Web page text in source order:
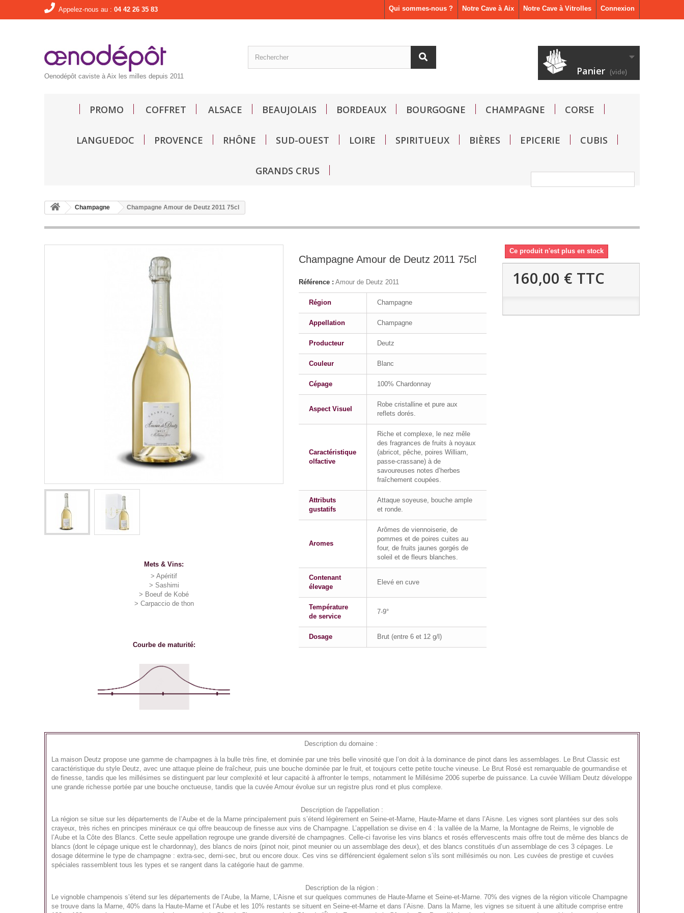
Connexion
Notre Cave à Vitrolles
Notre Cave à Aix
Qui sommes-nous ?
Appelez-nous au : 04 42 26 35 83
Oenodépôt caviste à Aix les milles depuis 2011 Panier (vide)
PROMO COFFRET ALSACE BEAUJOLAIS BORDEAUX BOURGOGNE CHAMPAGNE CORSE
LANGUEDOC PROVENCE RHÔNE SUD-OUEST LOIRE SPIRITUEUX BIÈRES EPICERIE CUBIS
GRANDS CRUS
Champagne Champagne Amour de Deutz 2011 75cl
Mets & Vins:
> Apéritif
> Sashimi
> Boeuf de Kobé
> Carpaccio de thon
Courbe de maturité:
Champagne Amour de Deutz 2011 75cl
Référence : Amour de Deutz 2011
Région Champagne
Appellation Champagne
Producteur Deutz
Couleur Blanc
Cépage 100% Chardonnay
Aspect Visuel
Robe cristalline et pure aux
reflets dorés.
Caractéristique
olfactive
Riche et complexe, le nez mêle
des fragrances de fruits à noyaux
(abricot, pêche, poires William,
passe-crassane) à de
savoureuses notes d’herbes
fraîchement coupées.
Attributs
gustatifs
Attaque soyeuse, bouche ample
et ronde.
Aromes
Arômes de viennoiserie, de
pommes et de poires cuites au
four, de fruits jaunes gorgés de
soleil et de fleurs blanches.
Contenant
élevage
Elevé en cuve
Température
de service
7-9°
Dosage Brut (entre 6 et 12 g/l)
Ce produit n'est plus en stock
160,00 € TTC
Description du domaine :
La maison Deutz propose une gamme de champagnes à la bulle très fine, et dominée par une très belle vinosité que l’on doit à la dominance de pinot dans les assemblages. Le Brut Classic est
caractéristique du style Deutz, avec une attaque pleine de fraîcheur, puis une bouche dominée par le fruit, et toujours cette petite touche vineuse. Le Brut Rosé est remarquable de gourmandise et
de finesse, tandis que les millésimes se distinguent par leur complexité et leur capacité à affronter le temps, notamment le Millésime 2006 superbe de puissance. La cuvée William Deutz développe
une grande richesse portée par une bouche onctueuse, tandis que la cuvée Amour évolue sur un registre plus rond et plus complexe.
Description de l'appellation :
La région se situe sur les départements de l’Aube et de la Marne principalement puis s’étend légèrement en Seine-et-Marne, Haute-Marne et dans l’Aisne. Les vignes sont plantées sur des sols
crayeux, très riches en principes minéraux ce qui offre beaucoup de finesse aux vins de Champagne. L’appellation se divise en 4 : la vallée de la Marne, la Montagne de Reims, le vignoble de
l’Aube et la Côte des Blancs. Cette seule appellation regroupe une grande diversité de champagnes. Celle-ci favorise les vins blancs et rosés effervescents mais offre tout de même des blancs de
blancs (dont le cépage unique est le chardonnay), des blancs de noirs (pinot noir, pinot meunier ou un assemblage des deux), et des blancs constitués d’un assemblage de ces 3 cépages. Le
dosage détermine le type de champagne : extra-sec, demi-sec, brut ou encore doux. Ces vins se différencient également selon s’ils sont millésimés ou non. Les cuvées de prestige et cuvées
spéciales rassemblent tous les types et se rangent dans la catégorie haut de gamme.
Description de la région :
Le vignoble champenois s’étend sur les départements de l’Aube, la Marne, L’Aisne et sur quelques communes de Haute-Marne et Seine-et-Marne. 70% des vignes de la région viticole Champagne
se trouve dans la Marne, 40% dans la Haute-Marne et l’Aube et les 10% restants se situent en Seine-et-Marne et dans l’Aisne. Dans la Marne, les vignes se situent à une altitude comprise entre